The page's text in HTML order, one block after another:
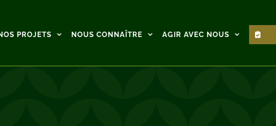
PROJETS NOUS CONNAÎTRE AGIR AVEC NOUS